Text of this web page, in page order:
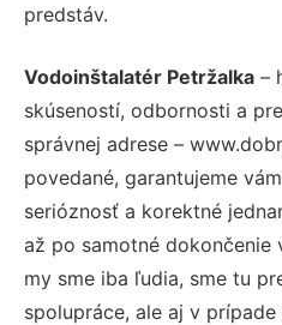
predstáv.
Vodoinštalatér Petržalka –
skúseností, odbornosti a
správnej adrese –
povedané, garantujeme
serióznosť a korektné
až po samotné dokončenie
my sme iba ľudia, sme tu
spolupráce, ale aj v